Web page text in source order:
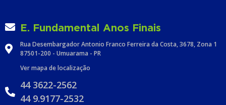
E. Fundamental Anos Finais
Rua Desembargador Antonio Franco Ferreira da Costa, 3678, Zona 1
87501-200 - Umuarama - PR
Ver mapa de localização
44 3622-2562
44 9.9177-2532